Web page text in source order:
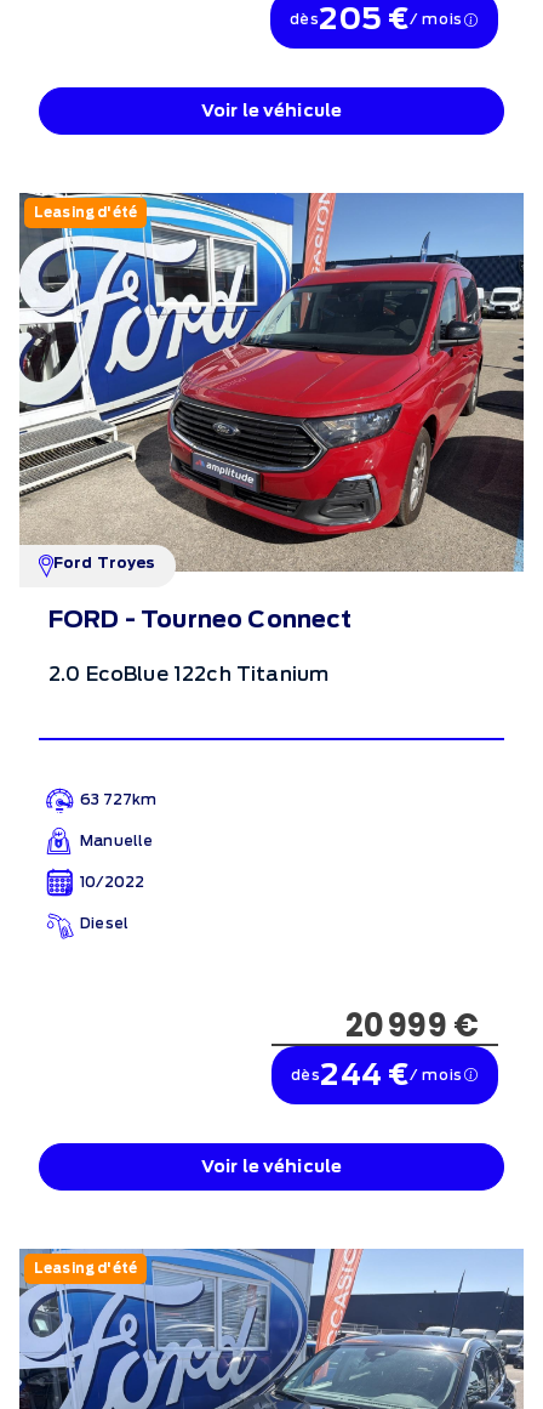
dès205 €/ mois
Voir le véhicule
Leasing d'été
Ford Troyes
FORD - Tourneo Connect
2.0 EcoBlue 122ch Titanium
63 727km
Manuelle
10/2022
Diesel
20 999 €
dès244 €/ mois
Voir le véhicule
Leasing d'été